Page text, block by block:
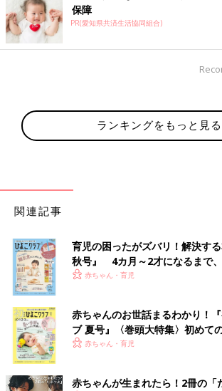
保障
PR(愛知県共済生活協同組合)
ランキングをもっと見る
関連記事
育児の困ったがズバリ！解決す
秋号』 4カ月～2才になるまで
いっぱい！
赤ちゃん・育児
赤ちゃんのお世話まるわかり！
ブ 夏号』〈巻頭大特集〉初めて
く！ おっぱい・ミルクの基本と
赤ちゃん・育児
赤ちゃんが生まれたら！2冊の「